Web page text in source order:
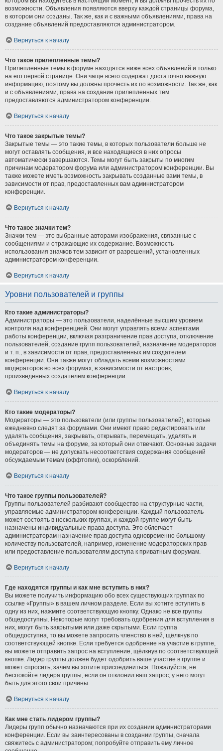
возможности. Объявления появляются вверху каждой страницы форума,
в котором они созданы. Так же, как и с важными объявлениями, права на
создание объявлений предоставляются администратором.
Вернуться к началу
Что такое прилепленные темы?
Прилепленные темы в форуме находятся ниже всех объявлений и только
на его первой странице. Они чаще всего содержат достаточно важную
информацию, поэтому вы должны прочесть их по возможности. Так же, как
и с объявлениями, права на создание прилепленных тем
предоставляются администратором конференции.
Вернуться к началу
Что такое закрытые темы?
Закрытые темы — это такие темы, в которых пользователи больше не
могут оставлять сообщения, и все находящиеся в них опросы
автоматически завершаются. Темы могут быть закрыты по многим
причинам модератором форума или администратором конференции. Вы
также можете иметь возможность закрывать созданные вами темы, в
зависимости от прав, предоставленных вам администратором
конференции.
Вернуться к началу
Что такое значки тем?
Значки тем — это выбранные авторами изображения, связанные с
сообщениями и отражающие их содержание. Возможность
использования значков тем зависит от разрешений, установленных
администратором конференции.
Вернуться к началу
Уровни пользователей и группы
Кто такие администраторы?
Администраторы — это пользователи, наделённые высшим уровнем
контроля над конференцией. Они могут управлять всеми аспектами
работы конференции, включая разграничение прав доступа, отключение
пользователей, создание групп пользователей, назначение модераторов
и т. п., в зависимости от прав, предоставленных им создателем
конференции. Они также могут обладать всеми возможностями
модераторов во всех форумах, в зависимости от настроек,
произведённых создателем конференции.
Вернуться к началу
Кто такие модераторы?
Модераторы — это пользователи (или группы пользователей), которые
ежедневно следят за форумами. Они имеют право редактировать или
удалять сообщения, закрывать, открывать, перемещать, удалять и
объединять темы на форуме, за который они отвечают. Основные задачи
модераторов — не допускать несоответствия содержания сообщений
обсуждаемым темам (оффтопик), оскорблений.
Вернуться к началу
Что такое группы пользователей?
Группы пользователей разбивают сообщество на структурные части,
управляемые администратором конференции. Каждый пользователь
может состоять в нескольких группах, и каждой группе могут быть
назначены индивидуальные права доступа. Это облегчает
администраторам назначение прав доступа одновременно большому
количеству пользователей, например, изменение модераторских прав
или предоставление пользователям доступа к приватным форумам.
Вернуться к началу
Где находятся группы и как мне вступить в них?
Вы можете получить информацию обо всех существующих группах по
ссылке «Группы» в вашем личном разделе. Если вы хотите вступить в
одну из них, нажмите соответствующую кнопку. Однако не все группы
общедоступны. Некоторые могут требовать одобрения для вступления в
них, могут быть закрытыми или даже скрытыми. Если группа
общедоступна, то вы можете запросить членство в ней, щёлкнув по
соответствующей кнопке. Если требуется одобрение на участие в группе,
вы можете отправить запрос на вступление, щёлкнув по соответствующей
кнопке. Лидер группы должен будет одобрить ваше участие в группе и
может спросить, зачем вы хотите присоединиться. Пожалуйста, не
беспокойте лидера группы, если он отклонил ваш запрос; у него могут
быть для этого свои причины.
Вернуться к началу
Как мне стать лидером группы?
Лидеры групп обычно назначаются при их создании администраторами
конференции. Если вы заинтересованы в создании группы, сначала
свяжитесь с администратором; попробуйте отправить ему личное